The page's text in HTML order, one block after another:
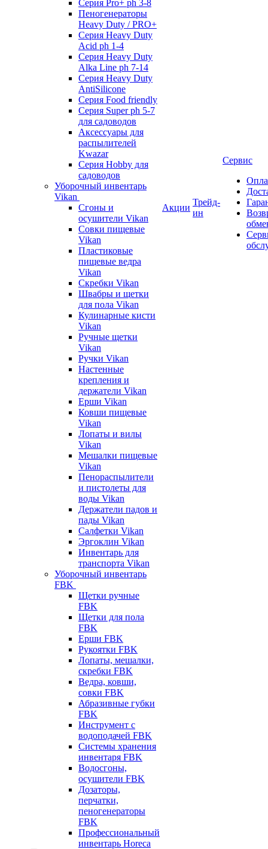
Серия Pro+ ph 3-8
Пеногенераторы
Heavy Duty / PRO+
Серия Heavy Duty
Acid ph 1-4
Серия Heavy Duty
Alka Line ph 7-14
Серия Heavy Duty
AntiSilicone
Серия Food friendly
Серия Super ph 5-7
для садоводов
Аксессуары для
распылителей
Kwazar
Серия Hobby для
садоводов
Уборочный инвентарь
Vikan
Сгоны и
осушители Vikan
Совки пищевые
Vikan
Пластиковые
пищевые ведра
Vikan
Скребки Vikan
Швабры и щетки
для пола Vikan
Кулинарные кисти
Vikan
Ручные щетки
Vikan
Ручки Vikan
Настенные
крепления и
держатели Vikan
Ерши Vikan
Ковши пищевые
Vikan
Лопаты и вилы
Vikan
Мешалки пищевые
Vikan
Пенораспылители
и пистолеты для
воды Vikan
Держатели падов и
пады Vikan
Салфетки Vikan
Эргоклин Vikan
Инвентарь для
транспорта Vikan
Уборочный инвентарь
FBK
Щетки ручные
FBK
Щетки для пола
FBK
Ерши FBK
Рукоятки FBK
Лопаты, мешалки,
скребки FBK
Ведра, ковши,
совки FBK
Абразивные губки
FBK
Инструмент с
водоподачей FBK
Системы хранения
инвентаря FBK
Водосгоны,
осушители FBK
Дозаторы,
перчатки,
пеногенераторы
FBK
Профессиональный
инвентарь Horeca
Акции
Трейд-
ин
Сервис